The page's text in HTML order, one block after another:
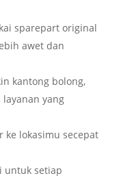
sparepart original
awet dan
kantong bolong,
yang
ke lokasimu secepat
untuk setiap